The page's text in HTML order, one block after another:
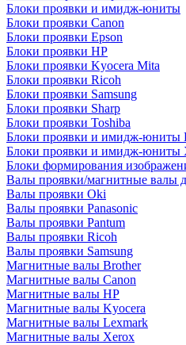
Блоки проявки и имидж-юниты
Блоки проявки Canon
Блоки проявки Epson
Блоки проявки HP
Блоки проявки Kyocera Mita
Блоки проявки Ricoh
Блоки проявки Samsung
Блоки проявки Sharp
Блоки проявки Toshiba
Блоки проявки и имидж-юниты
Блоки проявки и имидж-юниты
Блоки формирования
Валы проявки/магнитные валы
Валы проявки Oki
Валы проявки Panasonic
Валы проявки Pantum
Валы проявки Ricoh
Валы проявки Samsung
Магнитные валы Brother
Магнитные валы Canon
Магнитные валы HP
Магнитные валы Kyocera
Магнитные валы Lexmark
Магнитные валы Xerox